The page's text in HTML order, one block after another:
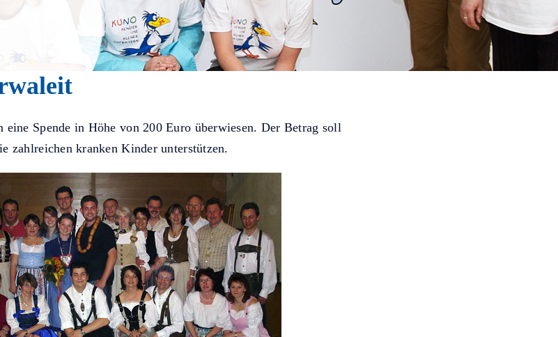
eine Spende in Höhe von 200 Euro überwiesen. Der Betrag soll
zahlreichen kranken Kinder unterstützen.